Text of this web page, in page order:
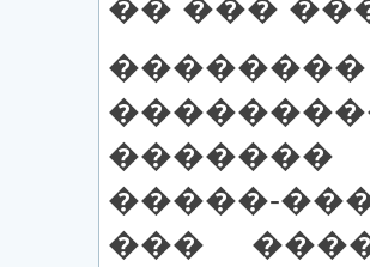
�� ���
�����-
���